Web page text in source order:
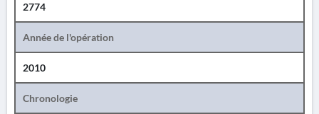
2774
Année de l'opération
2010
Chronologie